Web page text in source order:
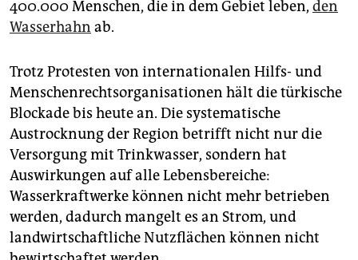
400.000 Menschen, die in dem Gebiet leben, den
Wasserhahn ab.
Trotz Protesten von internationalen Hilfs- und
Menschenrechtsorganisationen hält die türkische
Blockade bis heute an. Die systematische
Austrocknung der Region betrifft nicht nur die
Versorgung mit Trinkwasser, sondern hat
Auswirkungen auf alle Lebensbereiche:
Wasserkraftwerke können nicht mehr betrieben
werden, dadurch mangelt es an Strom, und
landwirtschaftliche Nutzflächen können nicht